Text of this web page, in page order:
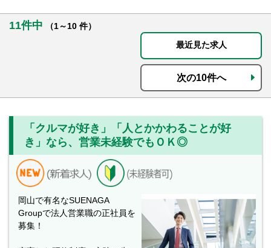
11件中
（1～10 件）
最近見た求人
次の10件へ
「クルマが好き」「人とかかわることが好
き」なら、営業未経験でもＯＫ◎
岡山で有名なSUENAGA
Groupで法人営業職の正社員を
募集！